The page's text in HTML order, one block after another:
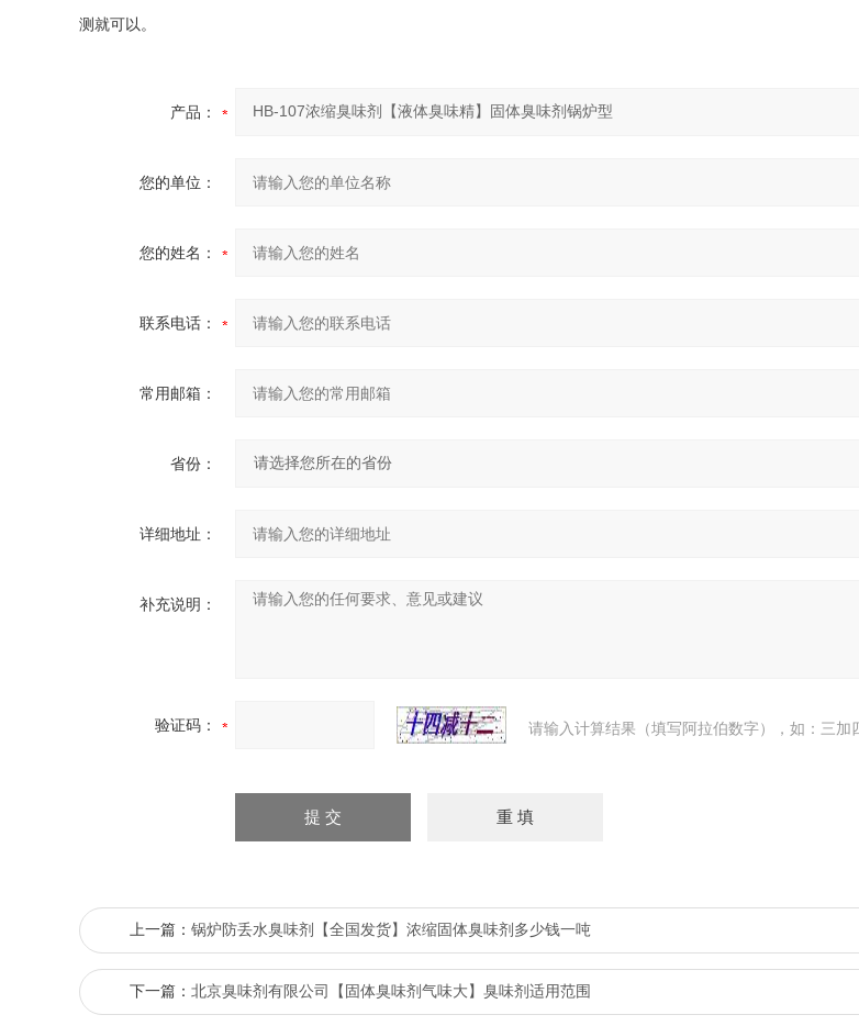
测就可以。
产品：
您的单位：
您的姓名：
联系电话：
常用邮箱：
省份：
详细地址：
补充说明：
验证码： 请输入计算结果（填写阿拉伯数字），如：三加
上一篇： 锅炉防丢水臭味剂【全国发货】浓缩固体臭味剂多少钱一吨
下一篇： 北京臭味剂有限公司【固体臭味剂气味大】臭味剂适用范围